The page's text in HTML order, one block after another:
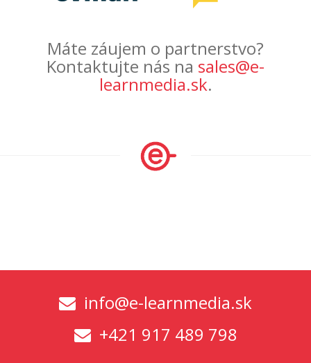
Máte záujem o partnerstvo?
Kontaktujte nás na sales@e-
learnmedia.sk.
info@e-learnmedia.sk
+421 917 489 798